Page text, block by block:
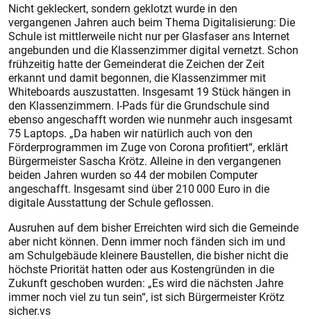
Nicht gekleckert, sondern geklotzt wurde in den
vergangenen Jahren auch beim Thema Digitalisierung: Die
Schule ist mittlerweile nicht nur per Glasfaser ans Internet
angebunden und die Klassenzimmer digital vernetzt. Schon
frühzeitig hatte der Gemeinderat die Zeichen der Zeit
erkannt und damit begonnen, die Klassenzimmer mit
Whiteboards auszustatten. Insgesamt 19 Stück hängen in
den Klassenzimmern. I-Pads für die Grundschule sind
ebenso angeschafft worden wie nunmehr auch insgesamt
75 Laptops. „Da haben wir natürlich auch von den
Förderprogrammen im Zuge von Corona profitiert“, erklärt
Bürgermeister Sascha Krötz. Alleine in den vergangenen
beiden Jahren wurden so 44 der mobilen Computer
angeschafft. Insgesamt sind über 210 000 Euro in die
digitale Ausstattung der Schule geflossen.
Ausruhen auf dem bisher Erreichten wird sich die Gemeinde
aber nicht können. Denn immer noch fänden sich im und
am Schulgebäude kleinere Baustellen, die bisher nicht die
höchste Priorität hatten oder aus Kostengründen in die
Zukunft geschoben wurden: „Es wird die nächsten Jahre
immer noch viel zu tun sein“, ist sich Bürgermeister Krötz
sicher.vs